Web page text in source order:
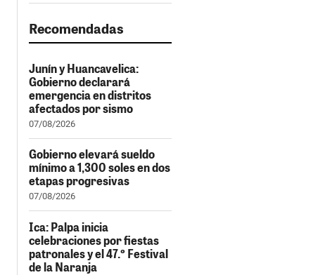
Recomendadas
Junín y Huancavelica:
Gobierno declarará
emergencia en distritos
afectados por sismo
07/08/2026
Gobierno elevará sueldo
mínimo a 1,300 soles en dos
etapas progresivas
07/08/2026
Ica: Palpa inicia
celebraciones por fiestas
patronales y el 47.º Festival
de la Naranja